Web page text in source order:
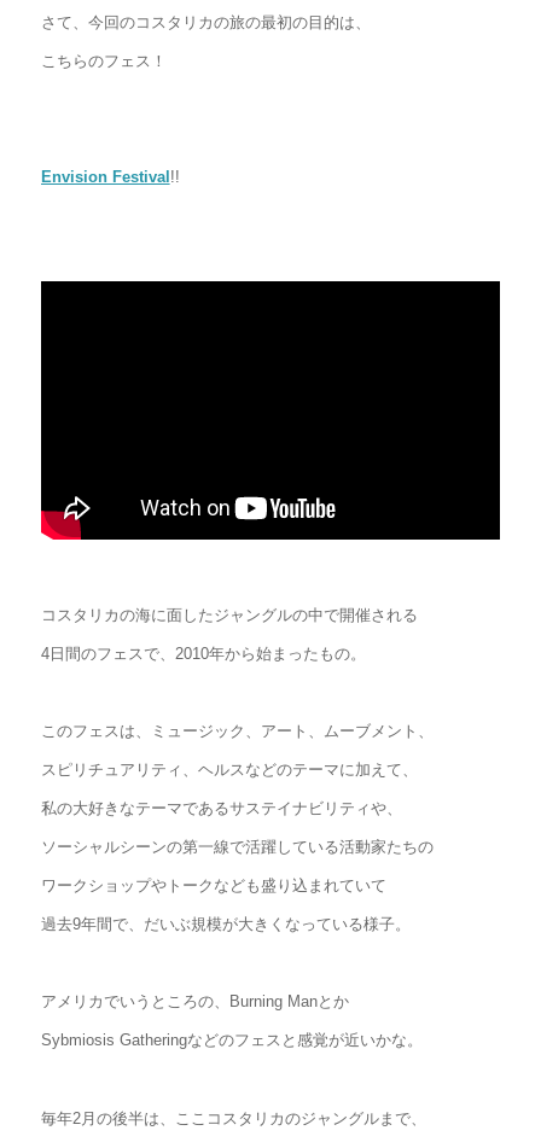
さて、今回のコスタリカの旅の最初の目的は、
こちらのフェス！
Envision Festival !!
コスタリカの海に面したジャングルの中で開催される
4日間のフェスで、2010年から始まったもの。
このフェスは、ミュージック、アート、ムーブメント、
スピリチュアリティ、ヘルスなどのテーマに加えて、
私の大好きなテーマであるサステイナビリティや、
ソーシャルシーンの第一線で活躍している活動家たちの
ワークショップやトークなども盛り込まれていて
過去9年間で、だいぶ規模が大きくなっている様子。
アメリカでいうところの、Burning Manとか
Sybmiosis Gatheringなどのフェスと感覚が近いかな。
毎年2月の後半は、ここコスタリカのジャングルまで、